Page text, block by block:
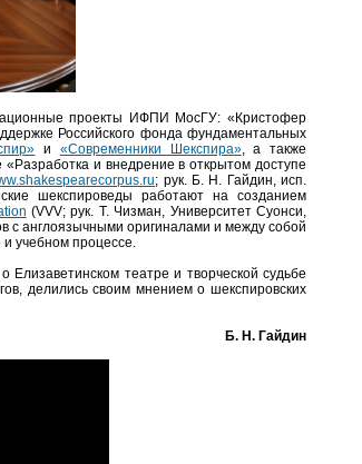
проекты ИФПИ МосГУ: «Кристофер
Российского фонда фундаментальных
и «Современники Шекспира», а также
и внедрение в открытом доступе
; рук. Б. Н. Гайдин, исп.
шекспироведы работают на созданием
(VVV; рук. Т. Чизман, Университет Суонси,
с англоязычными оригиналами и между собой
учебном процессе.
театре и творческой судьбе
делились своим мнением о шекспировских
Б. Н. Гайдин